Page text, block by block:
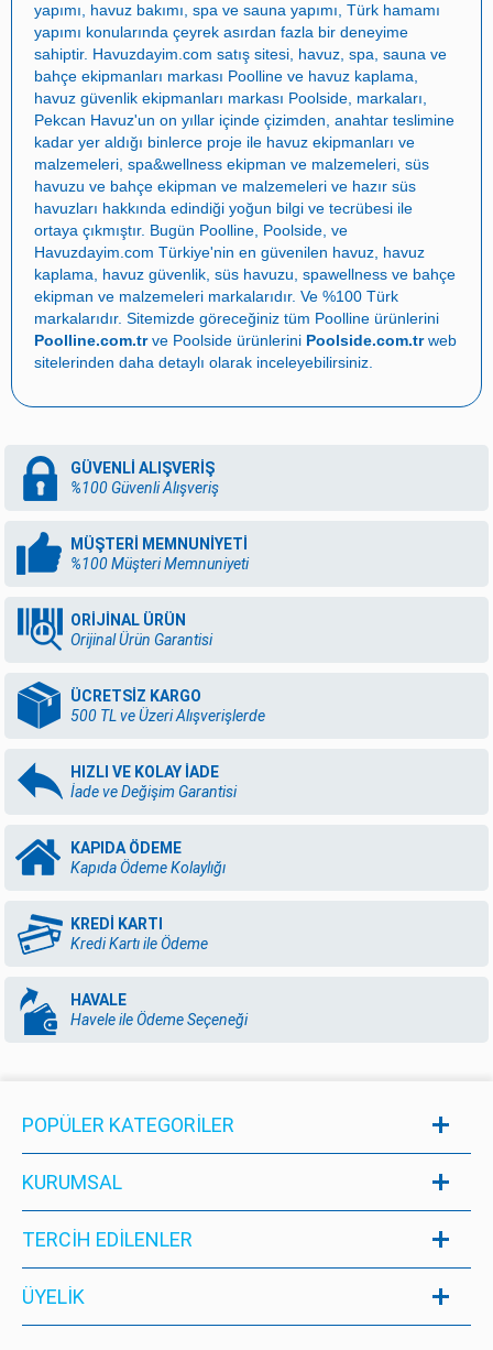
Sağlıklı şartlara uymayan havuz suları, kokulu, renkli ve kirli
görünür. Temiz havuz suyunda herhangi bir koku ve ya renk
değişimi görülmez. Su berrak ve tatsız olmalıdır. Havuz
yönetmeliğine uygun havuz suyuna sahip olabilmek için
ihtiyacınız olan tümhavuz ekipmanlarıvehavuz kimyasalları
online satış mağazamızhavuzdayim.com’u ziyaret edebilirsiniz.
Kaliteli markaların üretimiyle müşterilere sunulanhavuz dozaj
pompalarıarasında yer alan Poolline havuz dozaj pompaları
daha sağlam yapısı ve uzun süre kullanım imkânı için seramik
bilye eklenerek tasarlanmıştır. Daha az bakım ve kimyasallardan
etkilenmeyen havuz dozaj pompa modelleri satın alabilmek için
havuzdayim.com’a bekliyoruz!
yapımı
havuz bakımı spa ve sauna yapımı Türk hamamı
yapımı konularında çeyrek asırdan fazla bir deneyime
sahiptir. Havuzdayim.com satış sitesi, havuz, spa, sauna ve
bahçe ekipmanları markası Poolline ve havuz kaplama,
havuz güvenlik ekipmanları markası Poolside , markaları,
Pekcan Havuz'un on yıllar içinde çizimden, anahtar teslimine
kadar yer aldığı binlerce proje ile havuz ekipmanları ve
malzemeleri spa&wellness ekipman ve malzemeleri süs
havuzu ve bahçe ekipman ve malzemeleri ve hazır süs
havuzları hakkında edindiği yoğun bilgi ve tecrübesi ile
ortaya çıkmıştır. Bugün Poolline Poolside , ve
Havuzdayim.com Türkiye'nin en güvenilen havuz havuz
kaplama
havuz güvenlik süs havuzu spawellness ve bahçe
ekipman ve malzemeleri markalarıdır. Ve %100 Türk
markalarıdır. Sitemizde göreceğiniz tüm Poolline ürünlerini
Poolline.com.trve Poolside ürünlerini Poolside.com.trweb
sitelerinden daha detaylı olarak inceleyebilirsiniz.
GÜVENLİ ALIŞVERİŞ
%100 Güvenli Alışveriş
MÜŞTERİ MEMNUNİYETİ
%100 Müşteri Memnuniyeti
ORİJİNAL ÜRÜN
Orijinal Ürün Garantisi
ÜCRETSİZ KARGO
500 TL ve Üzeri Alışverişlerde
HIZLI VE KOLAY İADE
İade ve Değişim Garantisi
KAPIDA ÖDEME
Kapıda Ödeme Kolaylığı
KREDİ KARTI
Kredi Kartı ile Ödeme
HAVALE
Havele ile Ödeme Seçeneği
POPÜLER KATEGORILER
KURUMSAL
TERCİH EDİLENLER
ÜYELIK